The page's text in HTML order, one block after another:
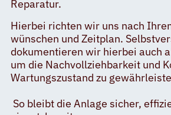
Reparatur.
Hierbei richten wir uns nach
wünschen und Zeitplan.
dokumentieren wir hierbei auch
um die Nachvollziehbarkeit und
Wartungszustand zu
So bleibt die Anlage sicher,